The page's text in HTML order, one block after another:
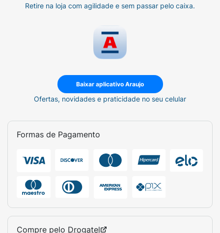
Retire na loja com agilidade e sem passar pelo caixa.
Baixar aplicativo Araujo
Ofertas, novidades e praticidade no seu celular
Formas de Pagamento
Compre pelo Drogatel